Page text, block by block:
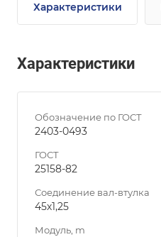
Характеристики
Характеристики
Обозначение по ГОСТ
2403-0493
ГОСТ
25158-82
Соединение вал-втулка
45х1,25
Модуль, m